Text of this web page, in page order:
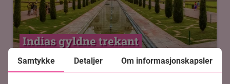
Indias gyldne trekant
6 netters rundreise
Samtykke Detaljer Om informasjonskapsler